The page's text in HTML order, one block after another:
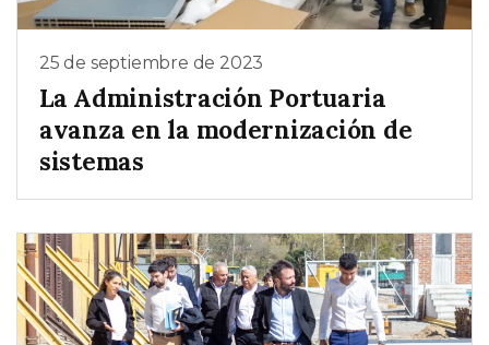
25 de septiembre de 2023
La Administración Portuaria
avanza en la modernización de
sistemas